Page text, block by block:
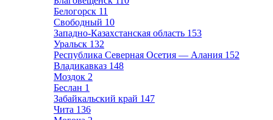
Белогорск 11
Свободный 10
Западно-Казахстанская область 153
Уральск 132
Республика Северная Осетия — Алания 152
Владикавказ 148
Моздок 2
Беслан 1
Забайкальский край 147
Чита 136